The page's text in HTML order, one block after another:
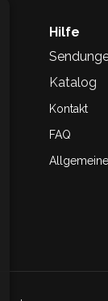
Hilfe
Katalog
Kontakt
FAQ